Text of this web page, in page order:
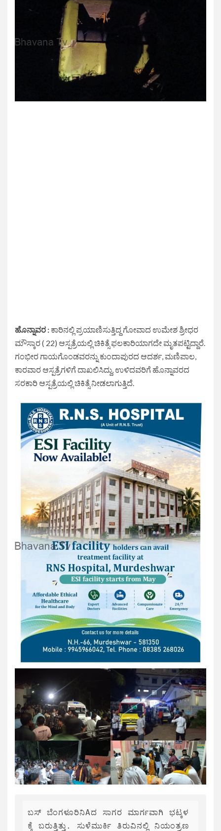
ಹೊನ್ನಾವರ : ಕಾರಿನಲ್ಲಿ ಪ್ರಯಾಣಿಸುತ್ತಿದ್ದ ಗೋವಾದ ಉಮೇಶ ಶ್ರೀಧರ
ಮೌಸ್ಕಾರ ( 22) ಆಸ್ಪತ್ರೆಯಲ್ಲಿ ಚಿಕಿತ್ಸೆ ಫಲಕಾರಿಯಾಗದೇ ಮೃತಪಟ್ಟಿದ್ದಾರೆ.
ಗಂಭೀರ ಗಾಯಗೊಂಡವರನ್ನು ಕುಂದಾಪುರದ ಆದರ್ಶ, ಮಣಿಪಾಲ,
ಕಾರವಾರ ಆಸ್ಪತ್ರೆಗಳಿಗೆ ದಾಖಲಿಸಿದ್ದು, ಉಳಿದವರಿಗೆ ಹೊನ್ನಾವರದ
ಸರಕಾರಿ ಆಸ್ಪತ್ರೆಯಲ್ಲಿ ಚಿಕಿತ್ಸೆ ನೀಡಲಾಗುತ್ತಿದೆ.
ಬಸ್ ಬೆಂಗಳೂರಿನಿAದ ಸಾಗರ ಮಾರ್ಗವಾಗಿ ಭಟ್ಕಳ
ಕ್ಕೆ ಬರುತ್ತಿತ್ತು. ಸುಳೆಮುರ್ಕಿ ತಿರುವಿನಲ್ಲಿ ನಿಯಂತ್ರಣ